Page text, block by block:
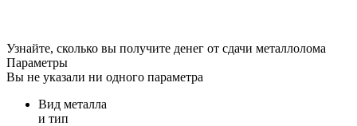
Узнайте, сколько вы получите денег от сдачи металлолома
Параметры
Вы не указали ни одного параметра
Вид металла
и тип